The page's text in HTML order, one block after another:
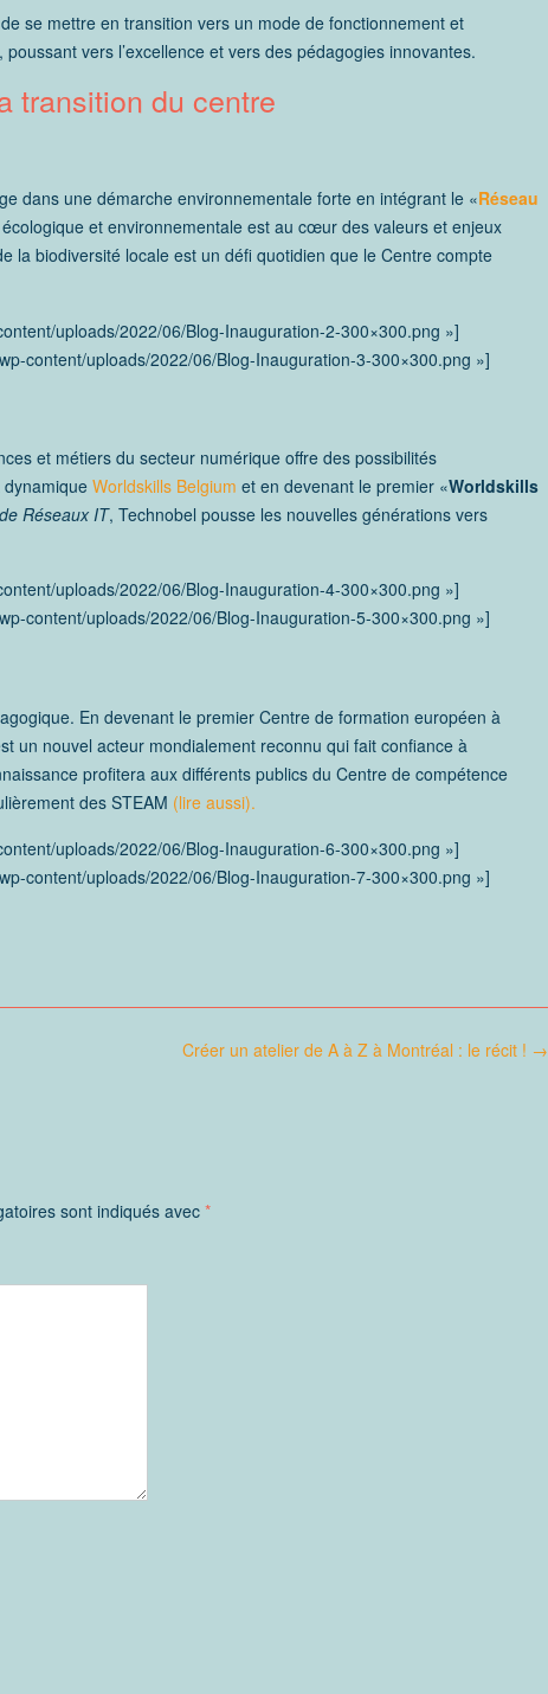
se mettre en transition vers un mode de fonctionnement et
vers l’excellence et vers des pédagogies innovantes.
transition du centre
dans une démarche environnementale forte en intégrant le «Réseau
et environnementale est au cœur des valeurs et enjeux
la biodiversité locale est un défi quotidien que le Centre compte
content/uploads/2022/06/Blog-Inauguration-2-300×300.png »]
content/uploads/2022/06/Blog-Inauguration-3-300×300.png »]
et métiers du secteur numérique offre des possibilités
dynamique Worldskills Belgium et en devenant le premier «Worldskills
Réseaux IT, Technobel pousse les nouvelles générations vers
content/uploads/2022/06/Blog-Inauguration-4-300×300.png »]
content/uploads/2022/06/Blog-Inauguration-5-300×300.png »]
En devenant le premier Centre de formation européen à
un nouvel acteur mondialement reconnu qui fait confiance à
profitera aux différents publics du Centre de compétence
des STEAM (lire aussi).
content/uploads/2022/06/Blog-Inauguration-6-300×300.png »]
content/uploads/2022/06/Blog-Inauguration-7-300×300.png »]
Créer un atelier de A à Z à Montréal : le récit ! →
sont indiqués avec*